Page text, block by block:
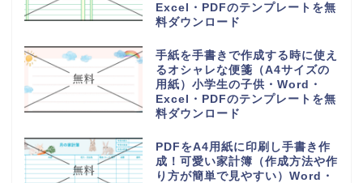
Excel・PDFのテンプレートを無
料ダウンロード
手紙を手書きで作成する時に使え
るオシャレな便箋（A4サイズの
用紙）小学生の子供・Word・
Excel・PDFのテンプレートを無
料ダウンロード
PDFをA4用紙に印刷し手書き作
成！可愛い家計簿（作成方法や作
り方が簡単で見やすい）Word・